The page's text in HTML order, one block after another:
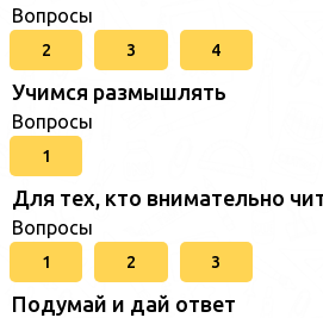
Вопросы
2 3 4
Учимся размышлять
Вопросы
1
Для тех, кто внимательно
Вопросы
1 2 3
Подумай и дай ответ